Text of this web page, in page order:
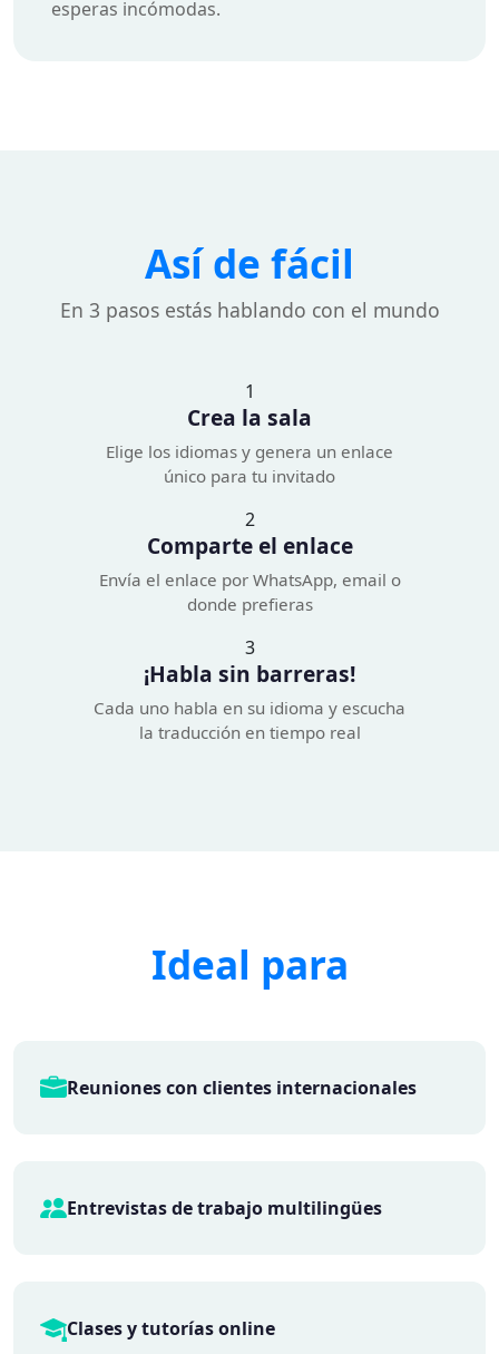
esperas incómodas.
Así de fácil
En 3 pasos estás hablando con el mundo
1
Crea la sala
Elige los idiomas y genera un enlace
único para tu invitado
2
Comparte el enlace
Envía el enlace por WhatsApp, email o
donde prefieras
3
¡Habla sin barreras!
Cada uno habla en su idioma y escucha
la traducción en tiempo real
Ideal para
Reuniones con clientes internacionales
Entrevistas de trabajo multilingües
Clases y tutorías online